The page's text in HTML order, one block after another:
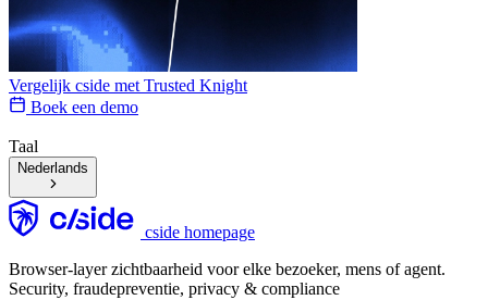
Vergelijk cside met Trusted Knight
Boek een demo
Taal
Nederlands
cside homepage
Browser-layer zichtbaarheid voor elke bezoeker, mens of agent.
Security, fraudepreventie, privacy & compliance